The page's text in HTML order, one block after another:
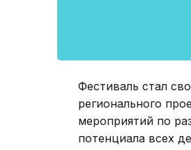
Фестиваль стал
регионального
мероприятий по
потенциала всех